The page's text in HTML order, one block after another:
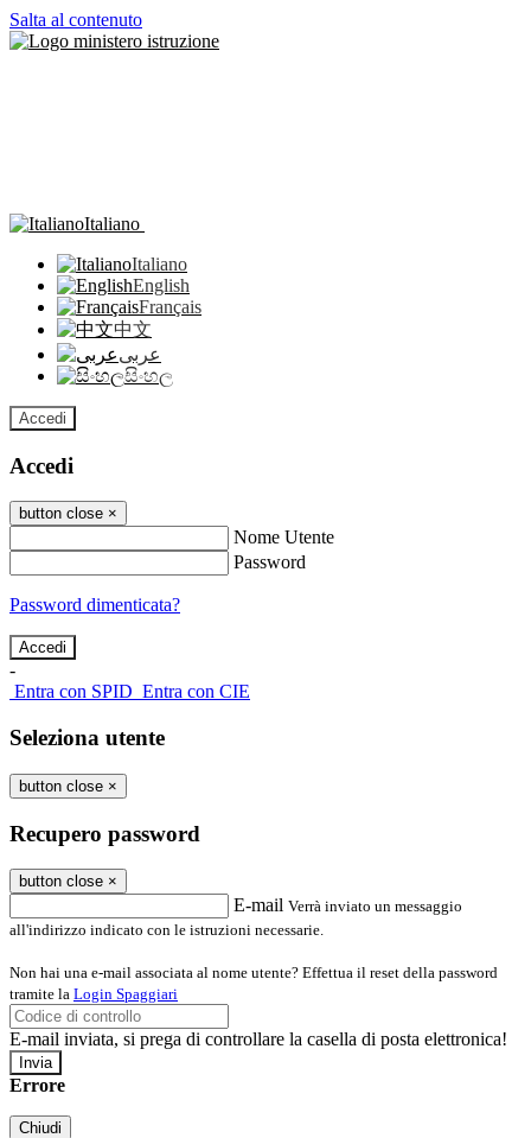
Salta al contenuto
Italiano
Italiano
English
Français
中文
عربى
සිංහල
Accedi
Accedi
button close ×
Nome Utente
Password
Password dimenticata?
-
Entra con SPID Entra con CIE
Seleziona utente
button close ×
Recupero password
button close ×
E-mail Verrà inviato un messaggio
all'indirizzo indicato con le istruzioni necessarie.
Non hai una e-mail associata al nome utente? Effettua il reset della password
tramite la Login Spaggiari
E-mail inviata, si prega di controllare la casella di posta elettronica!
Errore
Chiudi